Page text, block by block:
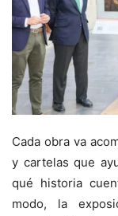
Cada obra va
y cartelas que
qué historia
modo, la